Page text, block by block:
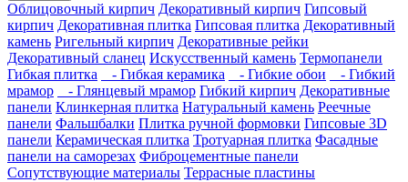
Облицовочный кирпич Декоративный кирпич Гипсовый
кирпич Декоративная плитка Гипсовая плитка Декоративный
камень Ригельный кирпич Декоративные рейки
Декоративный сланец Искусственный камень Термопанели
Гибкая плитка
- Гибкая керамика - Гибкие обои
- Гибкий
мрамор
- Глянцевый мрамор Гибкий кирпич Декоративные
панели Клинкерная плитка Натуральный камень Реечные
панели Фальшбалки Плитка ручной формовки Гипсовые 3D
панели Керамическая плитка Тротуарная плитка Фасадные
панели на саморезах Фиброцементные панели
Сопутствующие материалы Террасные пластины